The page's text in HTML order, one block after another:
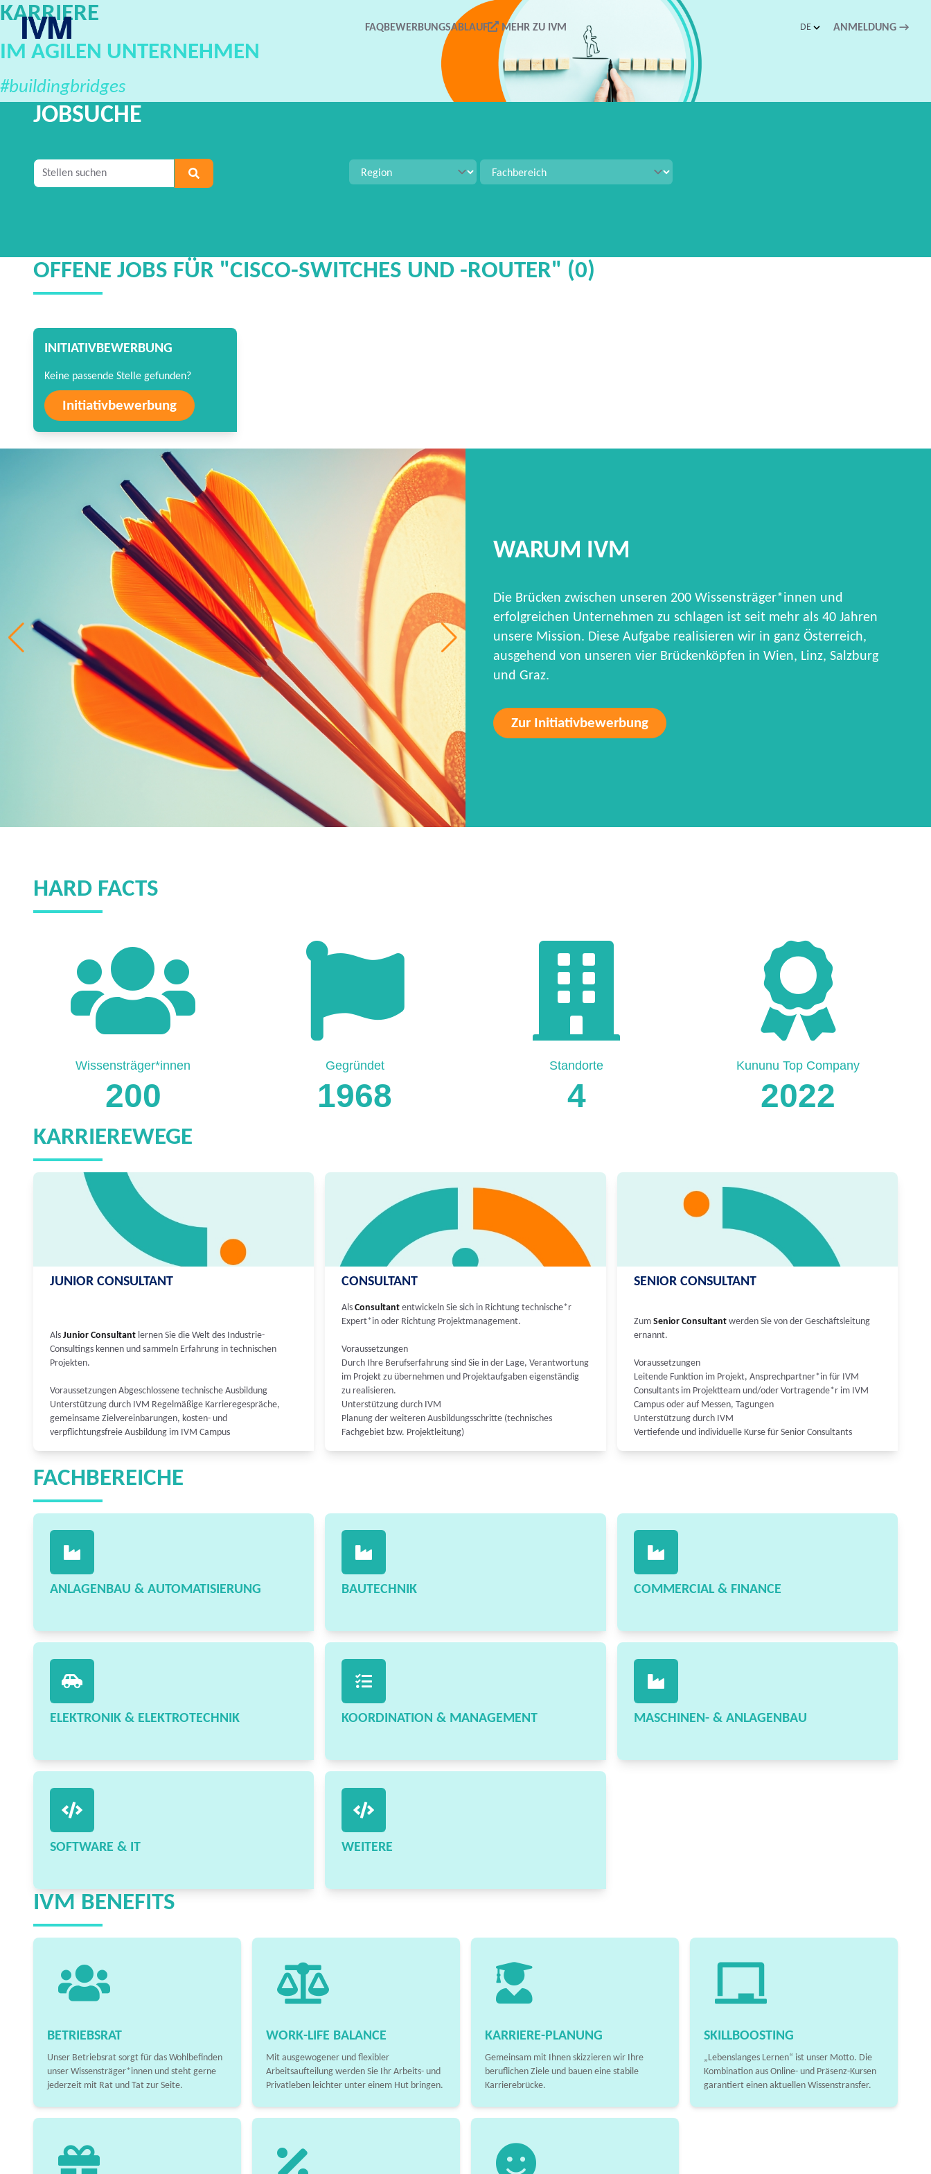
IVM Karriereportal FAQBEWERBUNGSABLAUF MEHR ZU IVM DE ANMELDUNG →
KARRIERE
IM AGILEN UNTERNEHMEN
#buildingbridges
JOBSUCHE
OFFENE JOBS FÜR "CISCO-SWITCHES UND -ROUTER" (0)
INITIATIVBEWERBUNG
Keine passende Stelle gefunden?
Initiativbewerbung
WARUM IVM
Die Brücken zwischen unseren 200 Wissensträger*innen und
erfolgreichen Unternehmen zu schlagen ist seit mehr als 40 Jahren
unsere Mission. Diese Aufgabe realisieren wir in ganz Österreich,
ausgehend von unseren vier Brückenköpfen in Wien, Linz, Salzburg
und Graz.
Zur Initiativbewerbung
HARD FACTS
200
Wissensträger*innen
1968
Gegründet
4
Standorte
2022
Kununu Top Company
KARRIEREWEGE
JUNIOR CONSULTANT
Als Junior Consultant lernen Sie die Welt des Industrie-
Consultings kennen und sammeln Erfahrung in technischen
Projekten.
Voraussetzungen Abgeschlossene technische Ausbildung
Unterstützung durch IVM Regelmäßige Karrieregespräche,
gemeinsame Zielvereinbarungen, kosten- und
verpflichtungsfreie Ausbildung im IVM Campus
CONSULTANT
AlsConsultantentwickeln Sie sich in Richtung technische*r
Expert*in oder Richtung Projektmanagement.
Voraussetzungen
Durch Ihre Berufserfahrung sind Sie in der Lage, Verantwortung
im Projekt zu übernehmen und Projektaufgaben eigenständig
zu realisieren.
Unterstützung durch IVM
Planung der weiteren Ausbildungsschritte (technisches
Fachgebiet bzw. Projektleitung)
SENIOR CONSULTANT
Zum Senior Consultant werden Sie von der Geschäftsleitung
ernannt.
Voraussetzungen
Leitende Funktion im Projekt, Ansprechpartner*in für IVM
Consultants im Projektteam und/oder Vortragende*r im IVM
Campus oder auf Messen, Tagungen
Unterstützung durch IVM
Vertiefende und individuelle Kurse für Senior Consultants
FACHBEREICHE
ANLAGENBAU & AUTOMATISIERUNG BAUTECHNIK COMMERCIAL & FINANCE
ELEKTRONIK & ELEKTROTECHNIK KOORDINATION & MANAGEMENT MASCHINEN- & ANLAGENBAU
SOFTWARE & IT WEITERE
IVM BENEFITS
BETRIEBSRAT
Unser Betriebsrat sorgt für das Wohlbefinden
unser Wissensträger*innen und steht gerne
jederzeit mit Rat und Tat zur Seite.
WORK-LIFE BALANCE
Mit ausgewogener und flexibler
Arbeitsaufteilung werden Sie Ihr Arbeits- und
Privatleben leichter unter einem Hut bringen.
KARRIERE-PLANUNG
Gemeinsam mit Ihnen skizzieren wir Ihre
beruflichen Ziele und bauen eine stabile
Karrierebrücke.
SKILLBOOSTING
„Lebenslanges Lernen“ ist unser Motto. Die
Kombination aus Online- und Präsenz-Kursen
garantiert einen aktuellen Wissenstransfer.